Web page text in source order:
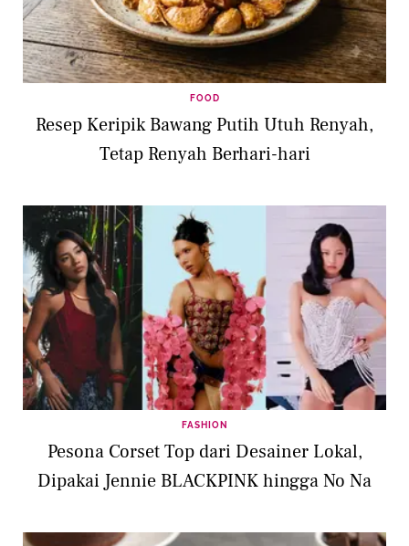
FOOD
Resep Keripik Bawang Putih Utuh Renyah,
Tetap Renyah Berhari-hari
FASHION
Pesona Corset Top dari Desainer Lokal,
Dipakai Jennie BLACKPINK hingga No Na